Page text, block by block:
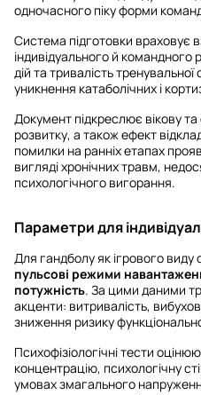
одночасного піку форми
Система підготовки враховує
індивідуального й командного
дій та тривалість
уникнення катаболічних і
Документ підкреслює вікову та
розвитку, а також ефект
помилки на ранніх етапах
вигляді хронічних травм,
психологічного вигорання.
Параметри для
Для гандболу як ігрового виду
пульсові режими
потужність. За цими даними
акценти: витривалість,
зниження ризику
Психофізіологічні тести
концентрацію, психологічну
умовах змагального